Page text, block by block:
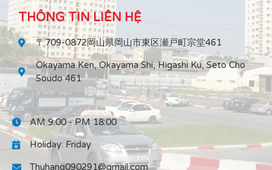
THÔNG TIN LIÊN HỆ
〒709-0872岡山県岡山市東区瀬戸町宗堂461
Okayama Ken, Okayama Shi, Higashi Ku, Seto Cho
Soudo 461
AM 9:00 - PM 18:00
Holiday: Friday
Thuhang090291@gmail.com